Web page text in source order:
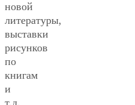
новой
литературы,
выставки
рисунков
по
книгам
и